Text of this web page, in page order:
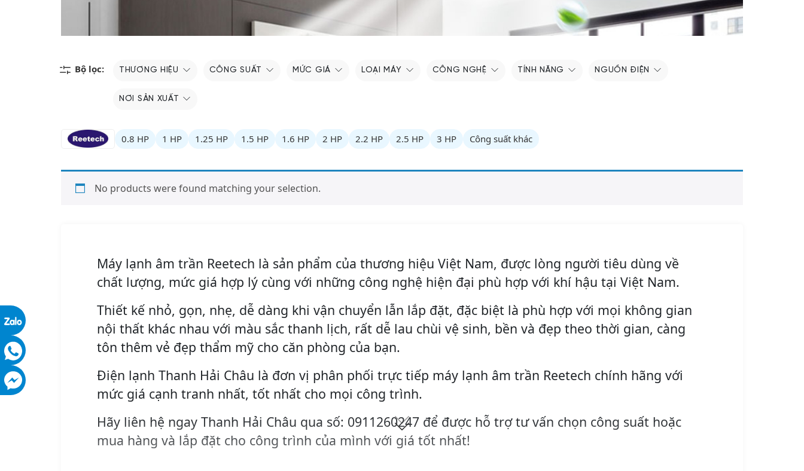
Bộ lọc: THƯƠNG HIỆU CÔNG SUẤT MỨC GIÁ LOẠI MÁY CÔNG NGHỆ TÍNH NĂNG NGUỒN ĐIỆN
NƠI SẢN XUẤT
0.8 HP 1 HP 1.25 HP 1.5 HP 1.6 HP 2 HP 2.2 HP 2.5 HP 3 HP Công suất khác
No products were found matching your selection.
Máy lạnh âm trần Reetech là sản phẩm của thương hiệu Việt Nam, được lòng người tiêu dùng về
chất lượng, mức giá hợp lý cùng với những công nghệ hiện đại phù hợp với khí hậu tại Việt Nam.
Thiết kế nhỏ, gọn, nhẹ, dễ dàng khi vận chuyển lẫn lắp đặt, đặc biệt là phù hợp với mọi không gian
nội thất khác nhau với màu sắc thanh lịch, rất dễ lau chùi vệ sinh, bền và đẹp theo thời gian, càng
tôn thêm vẻ đẹp thẩm mỹ cho căn phòng của bạn.
Điện lạnh Thanh Hải Châu là đơn vị phân phối trực tiếp máy lạnh âm trần Reetech chính hãng với
mức giá cạnh tranh nhất, tốt nhất cho mọi công trình.
Hãy liên hệ ngay Thanh Hải Châu qua số: 0911260247 để được hỗ trợ tư vấn chọn công suất hoặc
mua hàng và lắp đặt cho công trình của mình với giá tốt nhất!